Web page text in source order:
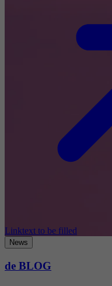
Linktext to be filled
News
de BLOG